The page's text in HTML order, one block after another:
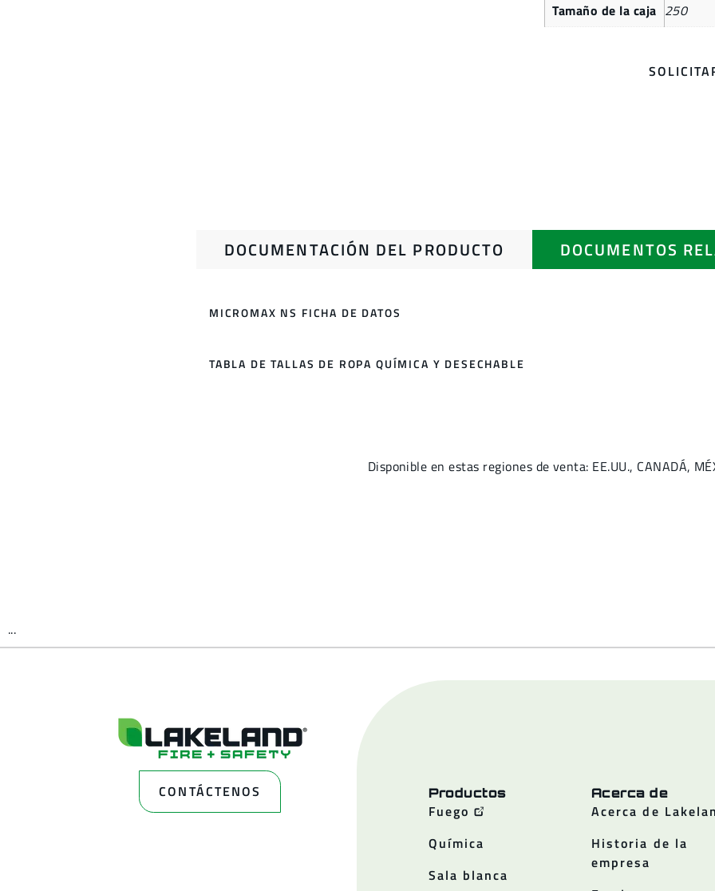
Tamaño de la caja 250
DOCUMENTACIÓN DEL PRODUCTO DOCUMENTOS
MICROMAX NS FICHA DE DATOS
TABLA DE TALLAS DE ROPA QUÍMICA Y DESECHABLE
Disponible en estas regiones de venta: EE.UU., CANADÁ,
...
CONTÁCTENOS Productos
Fuego
Química
Sala blanca
Acerca de
Acerca de
Historia de la
empresa